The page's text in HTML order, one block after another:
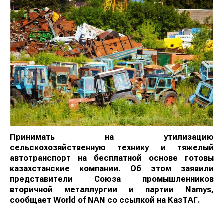
Принимать на утилизацию
сельскохозяйственную технику и тяжелый
автотранспорт на бесплатной основе готовы
казахстанские компании. Об этом заявили
представители Союза промышленников
вторичной металлургии и партии Namys,
сообщает World of NAN со ссылкой на КазТАГ.